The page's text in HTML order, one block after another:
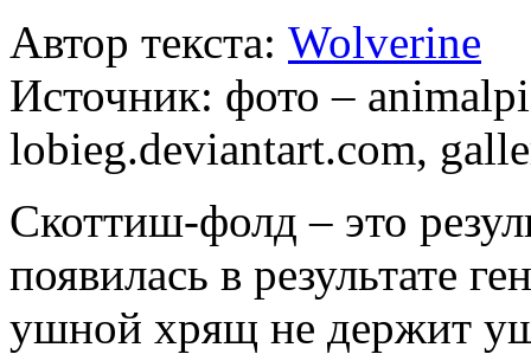
Автор текста: Wolverine
Источник: фото –
lobieg.deviantart.com,
Скоттиш-фолд – это
появилась в результате
ушной хрящ не держит